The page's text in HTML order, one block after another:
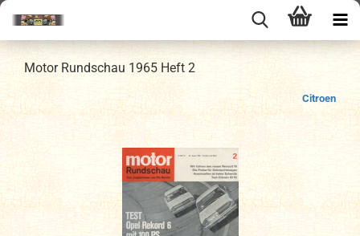
Motor Rundschau 1965 Heft 2
Citroen